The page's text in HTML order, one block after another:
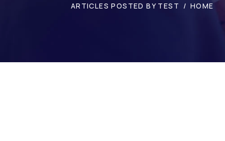
HOME
ARTICLES POSTED BY TEST